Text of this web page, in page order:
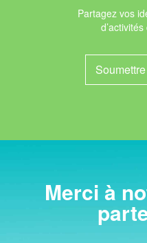
Partagez vos
Merci à